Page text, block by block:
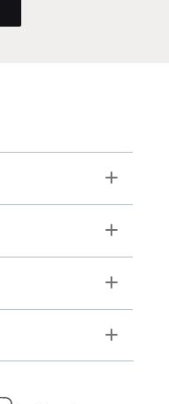
Toggle
Toggle
Toggle
Toggle